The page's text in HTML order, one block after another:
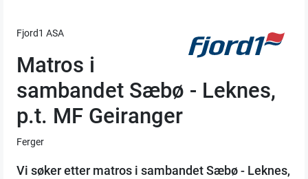
Fjord1 ASA
Matros i
sambandet Sæbø - Leknes,
p.t. MF Geiranger
Ferger
Vi søker etter matros i sambandet Sæbø - Leknes,